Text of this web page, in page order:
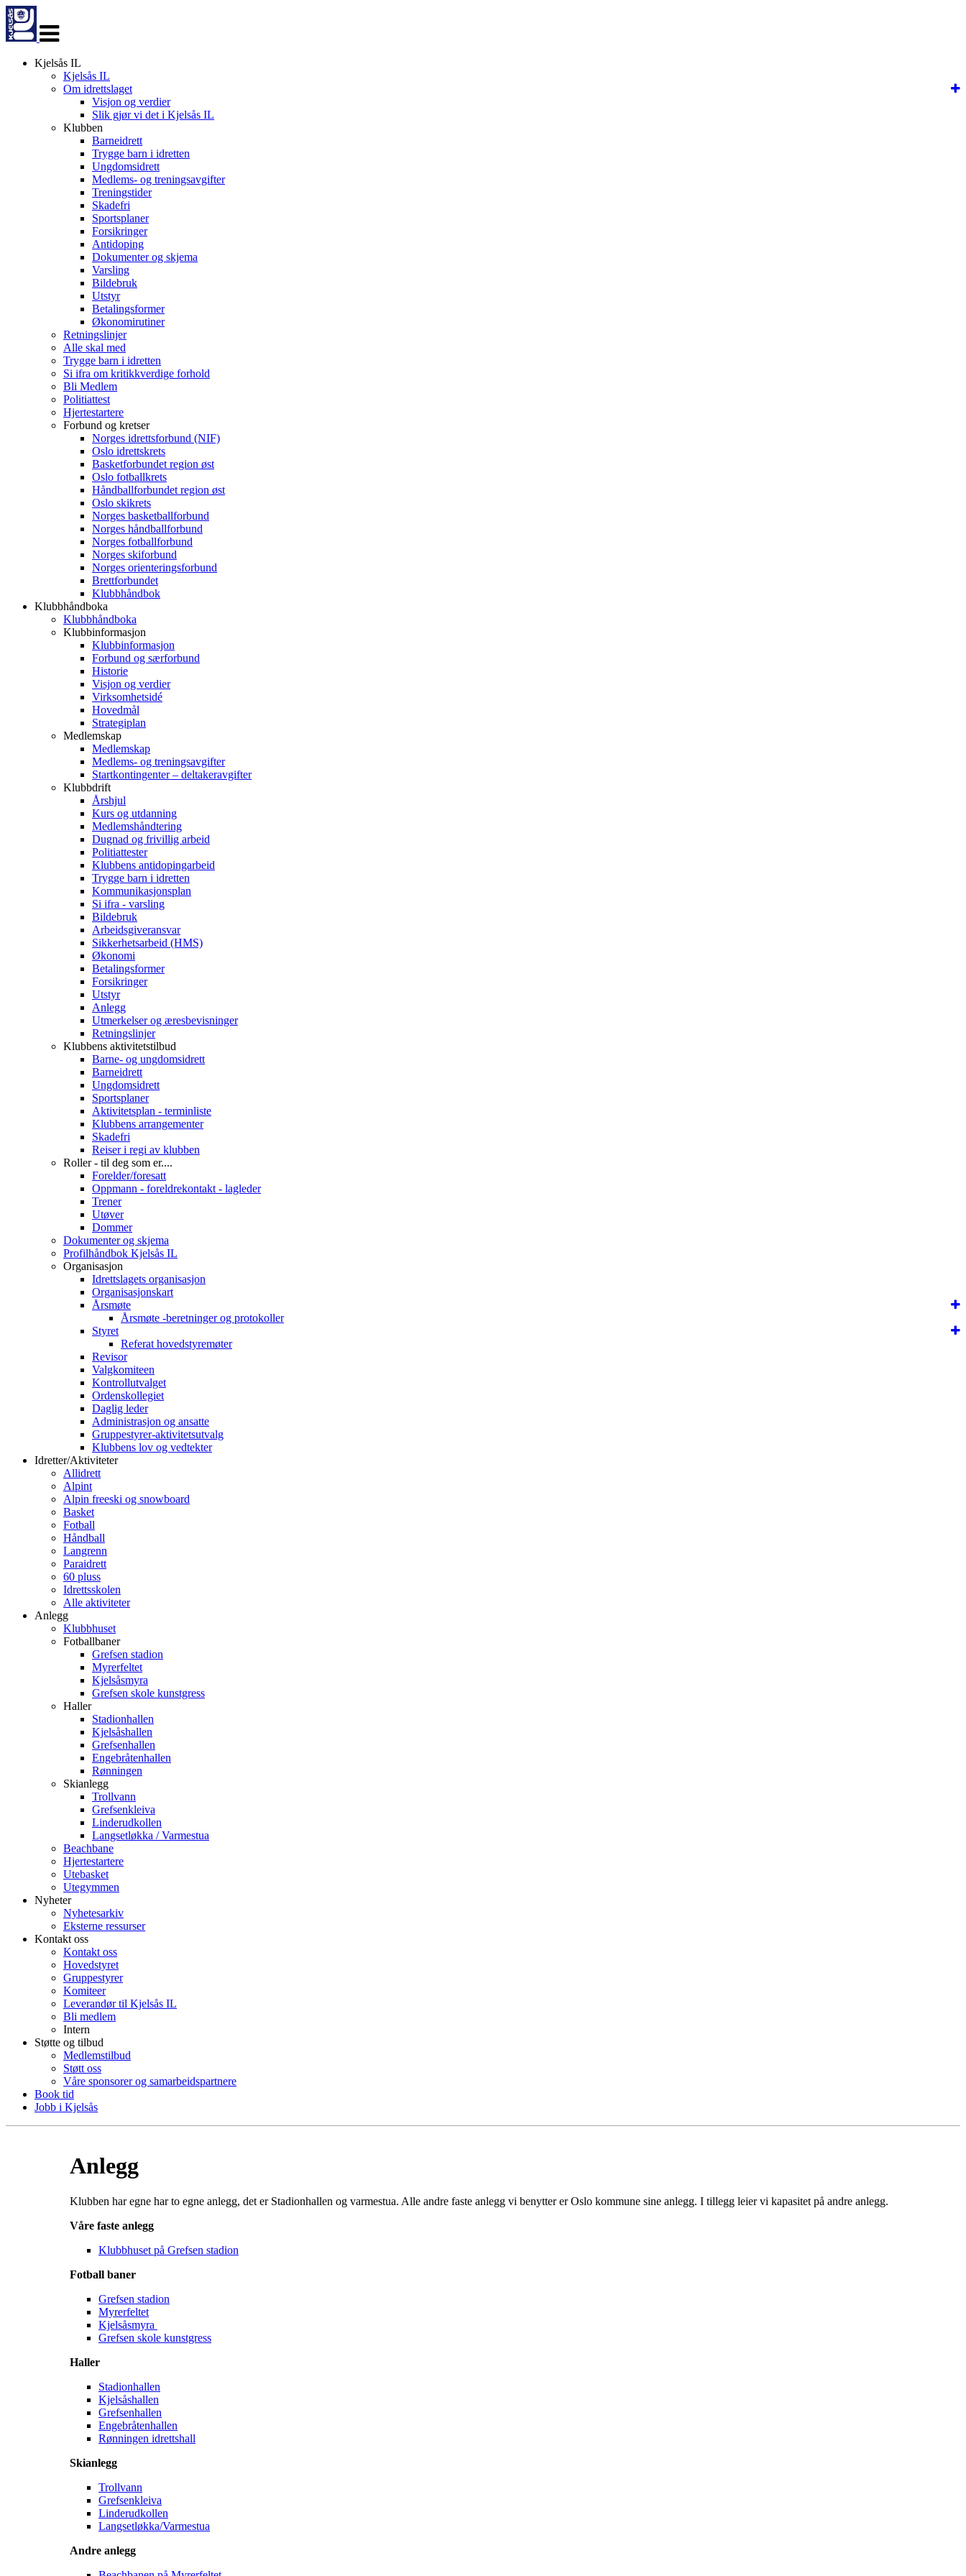
navigasjon
Kjelsås IL
Kjelsås IL
Om idrettslaget
Visjon og verdier
Slik gjør vi det i Kjelsås IL
Klubben
Barneidrett
Trygge barn i idretten
Ungdomsidrett
Medlems- og treningsavgifter
Treningstider
Skadefri
Sportsplaner
Forsikringer
Antidoping
Dokumenter og skjema
Varsling
Bildebruk
Utstyr
Betalingsformer
Økonomirutiner
Retningslinjer
Alle skal med
Trygge barn i idretten
Si ifra om kritikkverdige forhold
Bli Medlem
Politiattest
Hjertestartere
Forbund og kretser
Norges idrettsforbund (NIF)
Oslo idrettskrets
Basketforbundet region øst
Oslo fotballkrets
Håndballforbundet region øst
Oslo skikrets
Norges basketballforbund
Norges håndballforbund
Norges fotballforbund
Norges skiforbund
Norges orienteringsforbund
Brettforbundet
Klubbhåndbok
Klubbhåndboka
Klubbhåndboka
Klubbinformasjon
Klubbinformasjon
Forbund og særforbund
Historie
Visjon og verdier
Virksomhetsidé
Hovedmål
Strategiplan
Medlemskap
Medlemskap
Medlems- og treningsavgifter
Startkontingenter – deltakeravgifter
Klubbdrift
Årshjul
Kurs og utdanning
Medlemshåndtering
Dugnad og frivillig arbeid
Politiattester
Klubbens antidopingarbeid
Trygge barn i idretten
Kommunikasjonsplan
Si ifra - varsling
Bildebruk
Arbeidsgiveransvar
Sikkerhetsarbeid (HMS)
Økonomi
Betalingsformer
Forsikringer
Utstyr
Anlegg
Utmerkelser og æresbevisninger
Retningslinjer
Klubbens aktivitetstilbud
Barne- og ungdomsidrett
Barneidrett
Ungdomsidrett
Sportsplaner
Aktivitetsplan - terminliste
Klubbens arrangementer
Skadefri
Reiser i regi av klubben
Roller - til deg som er....
Forelder/foresatt
Oppmann - foreldrekontakt - lagleder
Trener
Utøver
Dommer
Dokumenter og skjema
Profilhåndbok Kjelsås IL
Organisasjon
Idrettslagets organisasjon
Organisasjonskart
Årsmøte
Årsmøte -beretninger og protokoller
Styret
Referat hovedstyremøter
Revisor
Valgkomiteen
Kontrollutvalget
Ordenskollegiet
Daglig leder
Administrasjon og ansatte
Gruppestyrer-aktivitetsutvalg
Klubbens lov og vedtekter
Idretter/Aktiviteter
Allidrett
Alpint
Alpin freeski og snowboard
Basket
Fotball
Håndball
Langrenn
Paraidrett
60 pluss
Idrettsskolen
Alle aktiviteter
Anlegg
Klubbhuset
Fotballbaner
Grefsen stadion
Myrerfeltet
Kjelsåsmyra
Grefsen skole kunstgress
Haller
Stadionhallen
Kjelsåshallen
Grefsenhallen
Engebråtenhallen
Rønningen
Skianlegg
Trollvann
Grefsenkleiva
Linderudkollen
Langsetløkka / Varmestua
Beachbane
Hjertestartere
Utebasket
Utegymmen
Nyheter
Nyhetesarkiv
Eksterne ressurser
Kontakt oss
Kontakt oss
Hovedstyret
Gruppestyrer
Komiteer
Leverandør til Kjelsås IL
Bli medlem
Intern
Støtte og tilbud
Medlemstilbud
Støtt oss
Våre sponsorer og samarbeidspartnere
Book tid
Jobb i Kjelsås
Anlegg
Klubben har egne har to egne anlegg, det er Stadionhallen og varmestua. Alle andre faste anlegg vi benytter er Oslo kommune sine anlegg. I tillegg leier vi kapasitet på andre anlegg.
Våre faste anlegg
Klubbhuset på Grefsen stadion
Fotball baner
Grefsen stadion
Myrerfeltet
Kjelsåsmyra
Grefsen skole kunstgress
Haller
Stadionhallen
Kjelsåshallen
Grefsenhallen
Engebråtenhallen
Rønningen idrettshall
Skianlegg
Trollvann
Grefsenkleiva
Linderudkollen
Langsetløkka/Varmestua
Andre anlegg